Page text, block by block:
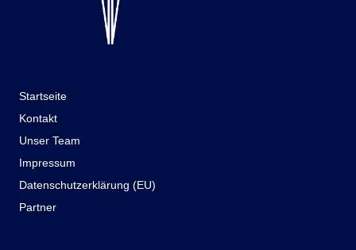
Startseite
Kontakt
Unser Team
Impressum
Datenschutzerklärung (EU)
Partner